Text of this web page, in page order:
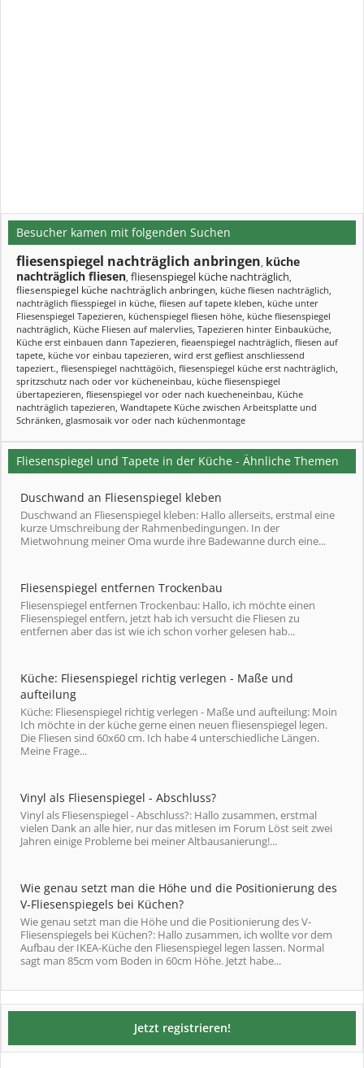
Besucher kamen mit folgenden Suchen
fliesenspiegel nachträglich anbringen, küche
nachträglich fliesen, fliesenspiegel küche nachträglich,
fliesenspiegel küche nachträglich anbringen, küche fliesen nachträglich,
nachträglich fliesspiegel in küche, fliesen auf tapete kleben, küche unter
Fliesenspiegel Tapezieren, küchenspiegel fliesen höhe, küche fliesenspiegel
nachträglich, Küche Fliesen auf malervlies, Tapezieren hinter Einbauküche,
Küche erst einbauen dann Tapezieren, fieaenspiegel nachträglich, fliesen auf
tapete, küche vor einbau tapezieren, wird erst gefliest anschliessend
tapeziert., fliesenspiegel nachttägöich, fliesenspiegel küche erst nachträglich,
spritzschutz nach oder vor kücheneinbau, küche fliesenspiegel
übertapezieren, fliesenspiegel vor oder nach kuecheneinbau, Küche
nachträglich tapezieren, Wandtapete Küche zwischen Arbeitsplatte und
Schränken, glasmosaik vor oder nach küchenmontage
Fliesenspiegel und Tapete in der Küche - Ähnliche Themen
Duschwand an Fliesenspiegel kleben
Duschwand an Fliesenspiegel kleben: Hallo allerseits, erstmal eine
kurze Umschreibung der Rahmenbedingungen. In der
Mietwohnung meiner Oma wurde ihre Badewanne durch eine...
Fliesenspiegel entfernen Trockenbau
Fliesenspiegel entfernen Trockenbau: Hallo, ich möchte einen
Fliesenspiegel entfern, jetzt hab ich versucht die Fliesen zu
entfernen aber das ist wie ich schon vorher gelesen hab...
Küche: Fliesenspiegel richtig verlegen - Maße und
aufteilung
Küche: Fliesenspiegel richtig verlegen - Maße und aufteilung: Moin
Ich möchte in der küche gerne einen neuen fliesenspiegel legen.
Die Fliesen sind 60x60 cm. Ich habe 4 unterschiedliche Längen.
Meine Frage...
Vinyl als Fliesenspiegel - Abschluss?
Vinyl als Fliesenspiegel - Abschluss?: Hallo zusammen, erstmal
vielen Dank an alle hier, nur das mitlesen im Forum Löst seit zwei
Jahren einige Probleme bei meiner Altbausanierung!...
Wie genau setzt man die Höhe und die Positionierung des
V-Fliesenspiegels bei Küchen?
Wie genau setzt man die Höhe und die Positionierung des V-
Fliesenspiegels bei Küchen?: Hallo zusammen, ich wollte vor dem
Aufbau der IKEA-Küche den Fliesenspiegel legen lassen. Normal
sagt man 85cm vom Boden in 60cm Höhe. Jetzt habe...
Jetzt registrieren!